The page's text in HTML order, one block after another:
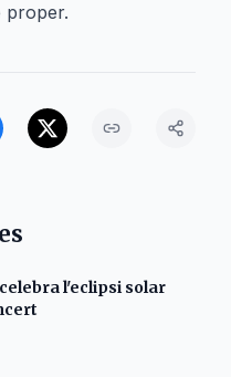
proper.
l'eclipsi solar